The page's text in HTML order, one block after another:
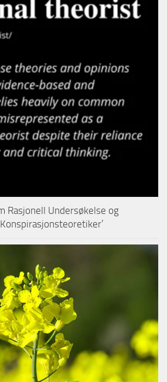
Rasjonell Undersøkelse og